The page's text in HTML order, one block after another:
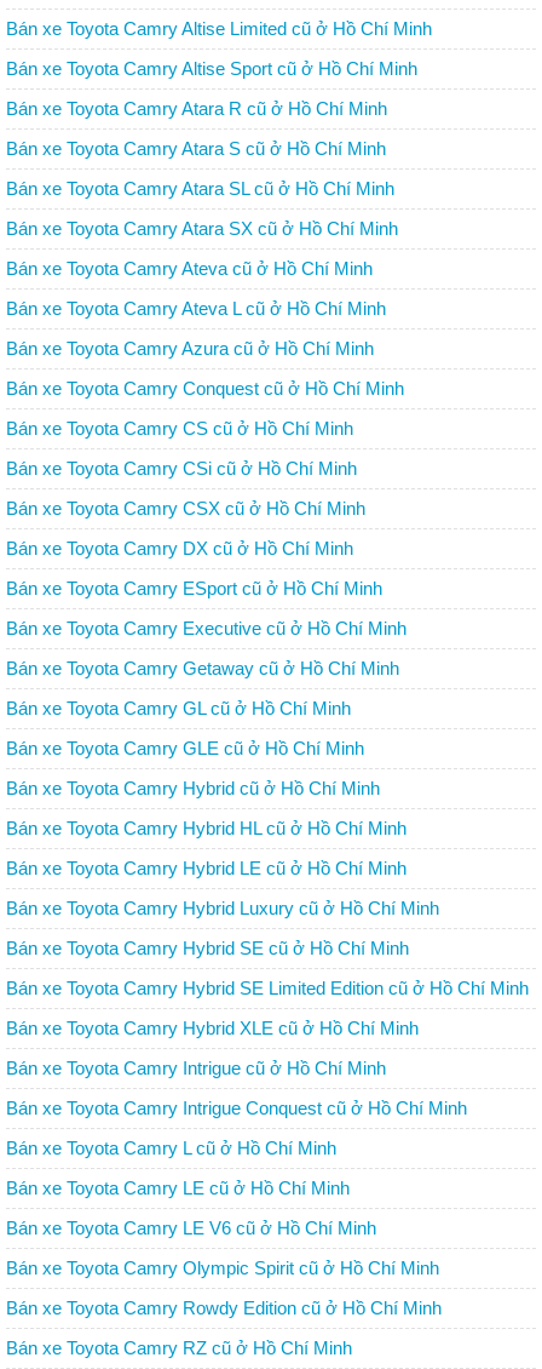
Bán xe Toyota Camry Altise Limited cũ ở Hồ Chí Minh
Bán xe Toyota Camry Altise Sport cũ ở Hồ Chí Minh
Bán xe Toyota Camry Atara R cũ ở Hồ Chí Minh
Bán xe Toyota Camry Atara S cũ ở Hồ Chí Minh
Bán xe Toyota Camry Atara SL cũ ở Hồ Chí Minh
Bán xe Toyota Camry Atara SX cũ ở Hồ Chí Minh
Bán xe Toyota Camry Ateva cũ ở Hồ Chí Minh
Bán xe Toyota Camry Ateva L cũ ở Hồ Chí Minh
Bán xe Toyota Camry Azura cũ ở Hồ Chí Minh
Bán xe Toyota Camry Conquest cũ ở Hồ Chí Minh
Bán xe Toyota Camry CS cũ ở Hồ Chí Minh
Bán xe Toyota Camry CSi cũ ở Hồ Chí Minh
Bán xe Toyota Camry CSX cũ ở Hồ Chí Minh
Bán xe Toyota Camry DX cũ ở Hồ Chí Minh
Bán xe Toyota Camry ESport cũ ở Hồ Chí Minh
Bán xe Toyota Camry Executive cũ ở Hồ Chí Minh
Bán xe Toyota Camry Getaway cũ ở Hồ Chí Minh
Bán xe Toyota Camry GL cũ ở Hồ Chí Minh
Bán xe Toyota Camry GLE cũ ở Hồ Chí Minh
Bán xe Toyota Camry Hybrid cũ ở Hồ Chí Minh
Bán xe Toyota Camry Hybrid HL cũ ở Hồ Chí Minh
Bán xe Toyota Camry Hybrid LE cũ ở Hồ Chí Minh
Bán xe Toyota Camry Hybrid Luxury cũ ở Hồ Chí Minh
Bán xe Toyota Camry Hybrid SE cũ ở Hồ Chí Minh
Bán xe Toyota Camry Hybrid SE Limited Edition cũ ở Hồ Chí Minh
Bán xe Toyota Camry Hybrid XLE cũ ở Hồ Chí Minh
Bán xe Toyota Camry Intrigue cũ ở Hồ Chí Minh
Bán xe Toyota Camry Intrigue Conquest cũ ở Hồ Chí Minh
Bán xe Toyota Camry L cũ ở Hồ Chí Minh
Bán xe Toyota Camry LE cũ ở Hồ Chí Minh
Bán xe Toyota Camry LE V6 cũ ở Hồ Chí Minh
Bán xe Toyota Camry Olympic Spirit cũ ở Hồ Chí Minh
Bán xe Toyota Camry Rowdy Edition cũ ở Hồ Chí Minh
Bán xe Toyota Camry RZ cũ ở Hồ Chí Minh